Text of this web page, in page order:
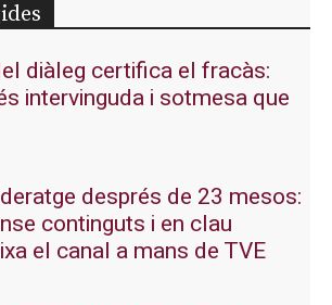
diàleg certifica el fracàs:
intervinguda i sotmesa que
després de 23 mesos:
continguts i en clau
el canal a mans de TVE